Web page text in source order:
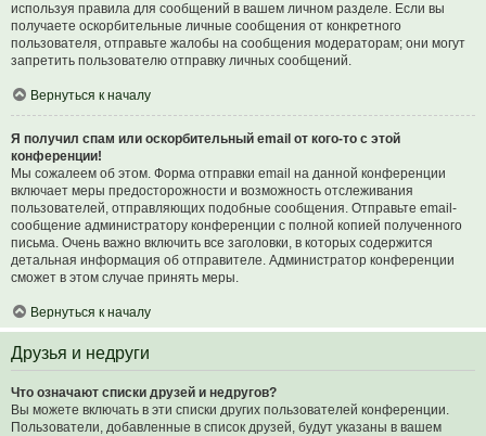
используя правила для сообщений в вашем личном разделе. Если вы
получаете оскорбительные личные сообщения от конкретного
пользователя, отправьте жалобы на сообщения модераторам; они могут
запретить пользователю отправку личных сообщений.
Вернуться к началу
Я получил спам или оскорбительный email от кого-то с этой
конференции!
Мы сожалеем об этом. Форма отправки email на данной конференции
включает меры предосторожности и возможность отслеживания
пользователей, отправляющих подобные сообщения. Отправьте email-
сообщение администратору конференции с полной копией полученного
письма. Очень важно включить все заголовки, в которых содержится
детальная информация об отправителе. Администратор конференции
сможет в этом случае принять меры.
Вернуться к началу
Друзья и недруги
Что означают списки друзей и недругов?
Вы можете включать в эти списки других пользователей конференции.
Пользователи, добавленные в список друзей, будут указаны в вашем